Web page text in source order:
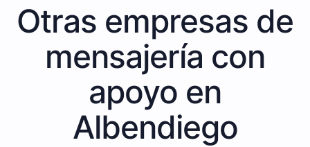
Otras empresas de
mensajería con
apoyo en
Albendiego